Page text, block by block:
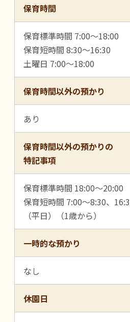
保育時間
保育標準時間 7:00～18:00
保育短時間 8:30～16:30
土曜日 7:00～18:00
保育時間以外の預かり
あり
保育時間以外の預かりの
特記事項
保育標準時間 18:00～20:00
保育短時間 7:00～8:30、
（平日）（1歳から）
一時的な預かり
なし
休園日